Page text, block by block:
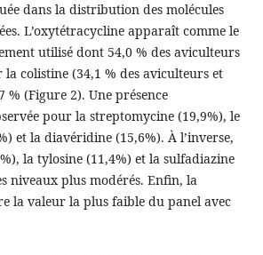
dans la distribution des molécules
L’oxytétracycline apparaît comme le
utilisé dont 54,0 % des aviculteurs
colistine (34,1 % des aviculteurs et
% (Figure 2). Une présence
pour la streptomycine (19,9%), le
et la diavéridine (15,6%). À l’inverse,
la tylosine (11,4%) et la sulfadiazine
niveaux plus modérés. Enfin, la
la valeur la plus faible du panel avec